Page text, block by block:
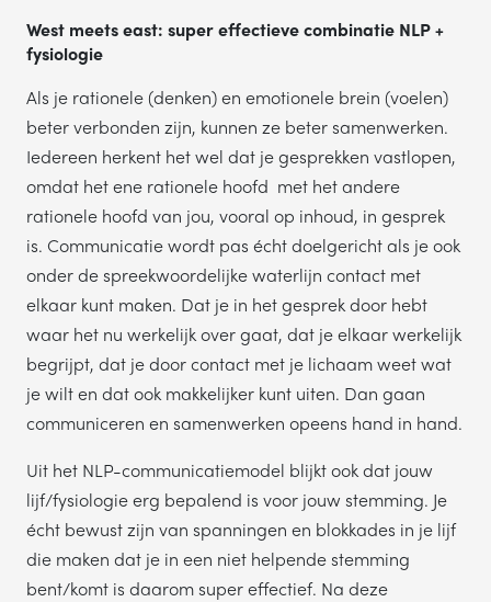
West meets east: super effectieve combinatie NLP +
fysiologie
Als je rationele (denken) en emotionele brein (voelen)
beter verbonden zijn, kunnen ze beter samenwerken.
Iedereen herkent het wel dat je gesprekken vastlopen,
omdat het ene rationele hoofd met het andere
rationele hoofd van jou, vooral op inhoud, in gesprek
is. Communicatie wordt pas écht doelgericht als je ook
onder de spreekwoordelijke waterlijn contact met
elkaar kunt maken. Dat je in het gesprek door hebt
waar het nu werkelijk over gaat, dat je elkaar werkelijk
begrijpt, dat je door contact met je lichaam weet wat
je wilt en dat ook makkelijker kunt uiten. Dan gaan
communiceren en samenwerken opeens hand in hand.
Uit het NLP-communicatiemodel blijkt ook dat jouw
lijf/fysiologie erg bepalend is voor jouw stemming. Je
écht bewust zijn van spanningen en blokkades in je lijf
die maken dat je in een niet helpende stemming
bent/komt is daarom super effectief. Na deze